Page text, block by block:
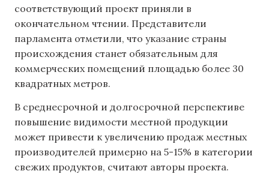
соответствующий проект приняли в
окончательном чтении. Представители
парламента отметили, что указание страны
происхождения станет обязательным для
коммерческих помещений площадью более 30
квадратных метров.
В среднесрочной и долгосрочной перспективе
повышение видимости местной продукции
может привести к увеличению продаж местных
производителей примерно на 5-15% в категории
свежих продуктов, считают авторы проекта.